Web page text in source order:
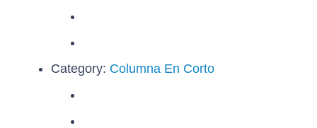
Category: Columna En Corto